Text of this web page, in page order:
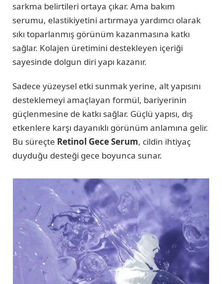
sarkma belirtileri ortaya çıkar. Ama bakım
serumu, elastikiyetini artırmaya yardımcı olarak
sıkı toparlanmış görünüm kazanmasına katkı
sağlar. Kolajen üretimini destekleyen içeriği
sayesinde dolgun diri yapı kazanır.
Sadece yüzeysel etki sunmak yerine, alt yapısını
desteklemeyi amaçlayan formül, bariyerinin
güçlenmesine de katkı sağlar. Güçlü yapısı, dış
etkenlere karşı dayanıklı görünüm anlamına gelir.
Bu süreçte Retinol Gece Serum, cildin ihtiyaç
duyduğu desteği gece boyunca sunar.